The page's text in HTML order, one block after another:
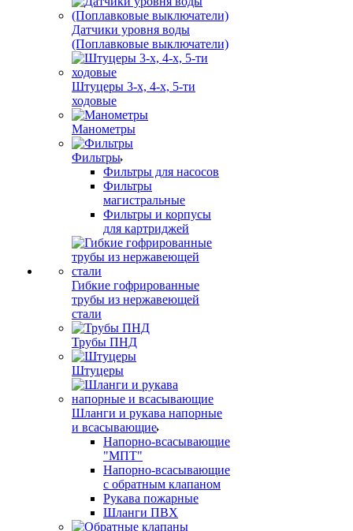
Датчики уровня воды
(Поплавковые выключатели)
Штуцеры 3-х, 4-х, 5-ти
ходовые
Манометры
Фильтры
Фильтры для насосов
Фильтры
магистральные
Фильтры и корпусы
для картриджей
Гибкие гофрированные
трубы из нержавеющей
стали
Трубы ПНД
Штуцеры
Шланги и рукава напорные
и всасывающие
Напорно-всасывающие
"МПТ"
Напорно-всасывающие
с обратным клапаном
Рукава пожарные
Шланги ПВХ